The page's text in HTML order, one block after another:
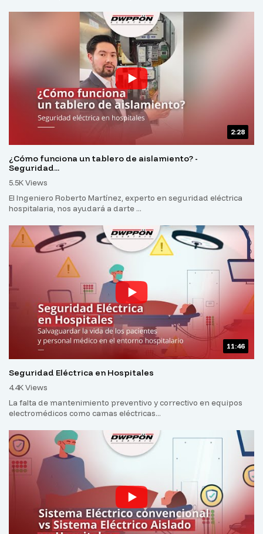
2:28
¿Cómo funciona un tablero de aislamiento? -
Seguridad...
5.5K Views
El Ingeniero Roberto Martínez, experto en seguridad eléctrica
hospitalaria, nos ayudará a darte ...
11:46
Seguridad Eléctrica en Hospitales
4.4K Views
La falta de mantenimiento preventivo y correctivo en equipos
electromédicos como camas eléctricas...